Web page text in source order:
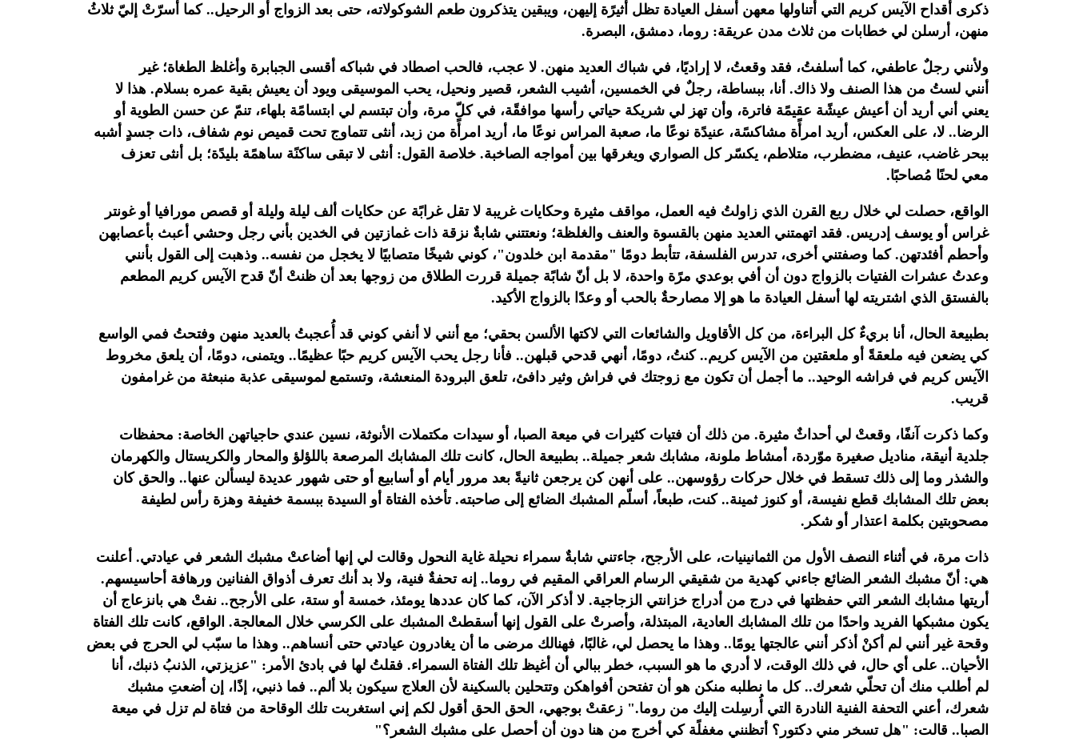
ذكرى أقداح الآيس كريم التي أتناولها معهن أسفل العيادة تظل أثيرًة إليهن، ويبقين يتذكرون طعم الشوكولاته، حتى بعد الزواج أو الرحيل.. كما أسرّتْ إليّ ثلاثُ
منهن، أرسلن لي خطابات من ثلاث مدن عريقة: روما، دمشق، البصرة.‏
ولأنني رجلٌ عاطفي، كما أسلفتُ، فقد وقعتُ، لا إراديًا، في شباك العديد منهن. لا عجب، فالحب اصطاد في شباكه أقسى الجبابرة وأغلظ الطغاة؛ غير
أنني لستُ من هذا الصنف ولا ذاك. أنا، ببساطة، رجلٌ في الخمسين، أشيب الشعر، قصير ونحيل، يحب الموسيقى ويود أن يعيش بقية عمره بسلام. هذا لا
يعني أني أريد أن أعيش عيشًة عقيمًة فاترة، وأن تهز لي شريكة حياتي رأسها موافقًة، في كلّ مرة، وأن تبتسم لي ابتسامًة بلهاء، تنمّ عن حسن الطوية أو
الرضا.. لا، على العكس، أريد امرأًة مشاكسًة، عنيدًة نوعًا ما، صعبة المراس نوعًا ما، أريد امرأًة من زبد، أنثى تتماوج تحت قميص نوم شفاف، ذات جسدٍ أشبه
ببحر غاضب، عنيف، مضطرب، متلاطم، يكسّر كل الصواري ويغرقها بين أمواجه الصاخبة. خلاصة القول: أنثى لا تبقى ساكنًة ساهمًة بليدًة؛ بل أنثى تعزف
معي لحنًا مُصاحبًا.‏
الواقع، حصلت لي خلال ربع القرن الذي زاولتُ فيه العمل، مواقف مثيرة وحكايات غريبة لا تقل غرابًة عن حكايات ألف ليلة وليلة أو قصص مورافيا أو غونتر
غراس أو يوسف إدريس. فقد اتهمتني العديد منهن بالقسوة والعنف والغلظة؛ ونعتتني شابةٌ نزقة ذات غمازتين في الخدين بأني رجل وحشي أعبث بأعصابهن
وأحطم أفئدتهن. كما وصفتني أخرى، تدرس الفلسفة، تتأبط دومًا "مقدمة ابن خلدون"، كوني شيخًا متصابيًا لا يخجل من نفسه.. وذهبت إلى القول بأنني
وعدتُ عشرات الفتيات بالزواج دون أن أفي بوعدي مرًة واحدة، لا بل أنّ شابًة جميلة قررت الطلاق من زوجها بعد أن ظنتْ أنّ قدح الآيس كريم المطعم
بالفستق الذي اشتريته لها أسفل العيادة ما هو إلا مصارحةٌ بالحب أو وعدًا بالزواج الأكيد.‏
بطبيعة الحال، أنا بريءٌ كل البراءة، من كل الأقاويل والشائعات التي لاكتها الألسن بحقي؛ مع أنني لا أنفي كوني قد أُعجبتُ بالعديد منهن وفتحتُ فمي الواسع
كي يضعن فيه ملعقةً أو ملعقتين من الآيس كريم.. كنتُ، دومًا، أنهي قدحي قبلهن.. فأنا رجل يحب الآيس كريم حبًا عظيمًا.. ويتمنى، دومًا، أن يلعق مخروط
الآيس كريم في فراشه الوحيد.. ما أجمل أن تكون مع زوجتك في فراش وثير دافئ، تلعق البرودة المنعشة، وتستمع لموسيقى عذبة منبعثة من غرامفون
قريب.‏
وكما ذكرت آنفًا، وقعتْ لي أحداثٌ مثيرة. من ذلك أن فتيات كثيرات في ميعة الصبا، أو سيدات مكتملات الأنوثة، نسين عندي حاجياتهن الخاصة: محفظات
جلدية أنيقة، مناديل صغيرة موّردة، أمشاط ملونة، مشابك شعر جميلة.. بطبيعة الحال، كانت تلك المشابك المرصعة باللؤلؤ والمحار والكريستال والكهرمان
والشذر وما إلى ذلك تسقط في خلال حركات رؤوسهن.. على أنهن كن يرجعن ثانيةً بعد مرور أيام أو أسابيع أو حتى شهور عديدة ليسألن عنها.. والحق كان
بعض تلك المشابك قطع نفيسة، أو كنوز ثمينة.. كنت، طبعاً، أسلّم المشبك الضائع إلى صاحبته. تأخذه الفتاة أو السيدة ببسمة خفيفة وهزة رأس لطيفة
مصحوبتين بكلمة اعتذار أو شكر.‏
ذات مرة، في أثناء النصف الأول من الثمانينيات، على الأرجح، جاءتني شابةٌ سمراء نحيلة غاية النحول وقالت لي إنها أضاعتْ مشبك الشعر في عيادتي. أعلنت
هي: أنّ مشبك الشعر
الضائع جاءني كهدية من شقيقي الرسام العراقي المقيم في روما.. إنه تحفةٌ فنية، ولا بد أنك تعرف أذواق الفنانين ورهافة أحاسيسهم.
أريتها مشابك الشعر التي حفظتها في درج من أدراج خزانتي الزجاجية. لا أذكر الآن، كما كان عددها يومئذ، خمسة أو ستة، على الأرجح.. نفتْ هي بانزعاج أن
يكون مشبكها الفريد واحدًا من تلك المشابك العادية، المبتذلة، وأصرتْ على القول إنها أسقطتْ المشبك على الكرسي خلال المعالجة. الواقع، كانت تلك الفتاة
وقحة غير أنني لم أكنْ أذكر أنني عالجتها يومًا.. وهذا ما يحصل لي، غالبًا، فهنالك مرضى ما أن يغادرون عيادتي حتى أنساهم.. وهذا ما سبّب لي الحرج في بعض
الأحيان.. على أي حال، في ذلك الوقت، لا أدري ما هو السبب، خطر ببالي أن أغيظ تلك الفتاة السمراء. فقلتُ لها في بادئ الأمر: "عزيزتي، الذنبُ ذنبك، أنا
لم أطلب منك أن تحلّي شعرك.. كل ما نطلبه منكن هو أن تفتحن أفواهكن وتتحلين بالسكينة لأن العلاج سيكون بلا ألم.. فما ذنبي، إذًا، إن أضعتِ مشبك
شعرك، أعني التحفة الفنية النادرة التي أُرسِلت إليك من روما." زعقتْ بوجهي، الحق الحق أقول لكم إني استغربت تلك الوقاحة من فتاة لم تزل في ميعة
الصبا.. قالت: "هل تسخر مني دكتور؟ أتظنني مغفلًة كي أخرج من هنا دون أن أحصل على مشبك الشعر؟"‏